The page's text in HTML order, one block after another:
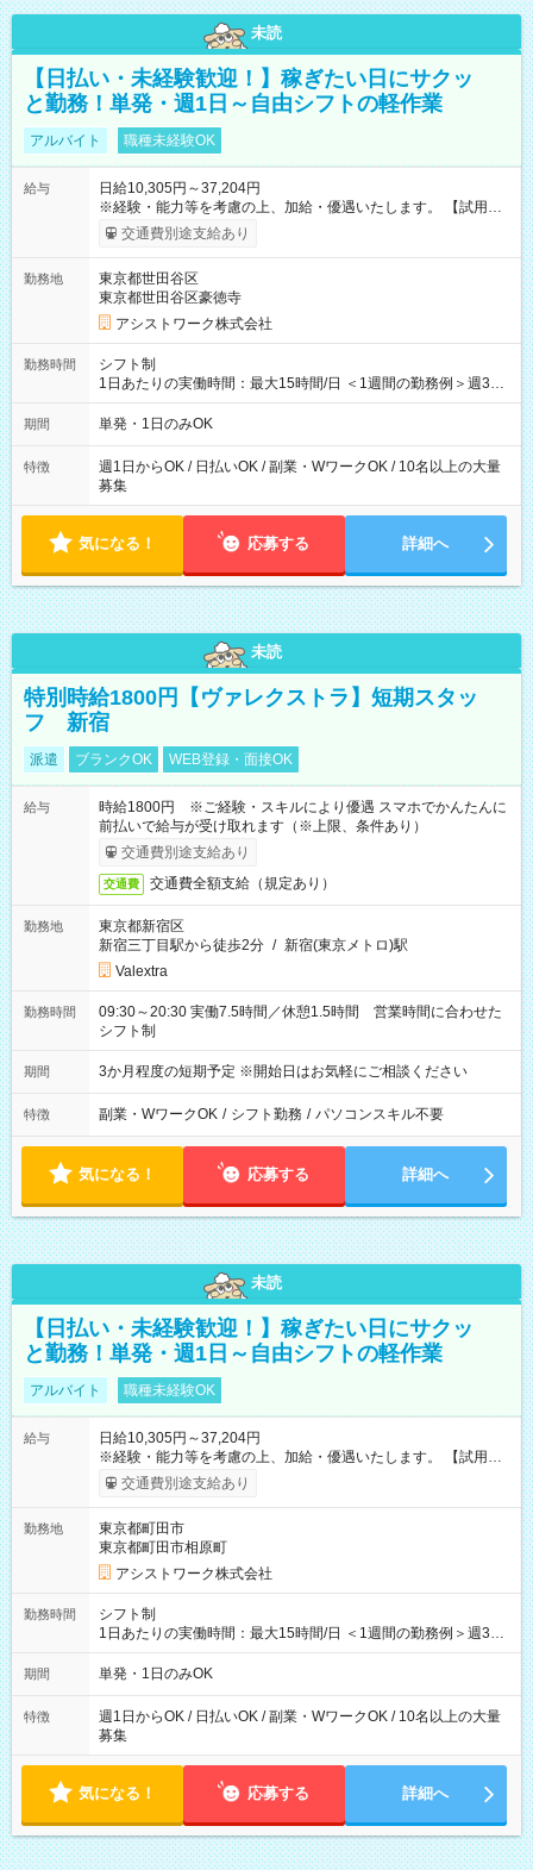
未読
【日払い・未経験歓迎！】稼ぎたい日にサクッ
と勤務！単発・週1日～自由シフトの軽作業
アルバイト 職種未経験OK
給与
日給10,305円～37,204円
※経験・能力等を考慮の上、加給・優遇いたします。 【試用期
間】試用期間なし
交通費別途支給あり
勤務地
東京都世田谷区
東京都世田谷区豪徳寺
アシストワーク株式会社
勤務時間
シフト制
1日あたりの実働時間：最大15時間/日 ＜1週間の勤務例＞週3回
勤務 勤務：月・水・金 休み：火・木・土・日 好きな時にお仕事
可能です！ ※1日あたりの最大実働時間は日勤、夜勤共に勤務し
期間 単発・1日のみOK
特徴
週1日からOK / 日払いOK / 副業・WワークOK / 10名以上の大量
募集
気になる！ 応募する 詳細へ
未読
特別時給1800円【ヴァレクストラ】短期スタッ
フ 新宿
派遣 ブランクOK WEB登録・面接OK
給与
時給1800円 ※ご経験・スキルにより優遇 スマホでかんたんに
前払いで給与が受け取れます（※上限、条件あり）
交通費別途支給あり
交通費 交通費全額支給（規定あり）
勤務地
東京都新宿区
新宿三丁目駅から徒歩2分 / 新宿(東京メトロ)駅
Valextra
勤務時間
09:30～20:30 実働7.5時間／休憩1.5時間 営業時間に合わせた
シフト制
期間 3か月程度の短期予定 ※開始日はお気軽にご相談ください
特徴 副業・WワークOK / シフト勤務 / パソコンスキル不要
気になる！ 応募する 詳細へ
未読
【日払い・未経験歓迎！】稼ぎたい日にサクッ
と勤務！単発・週1日～自由シフトの軽作業
アルバイト 職種未経験OK
給与
日給10,305円～37,204円
※経験・能力等を考慮の上、加給・優遇いたします。 【試用期
間】試用期間なし
交通費別途支給あり
勤務地
東京都町田市
東京都町田市相原町
アシストワーク株式会社
勤務時間
シフト制
1日あたりの実働時間：最大15時間/日 ＜1週間の勤務例＞週3回
勤務 勤務：月・水・金 休み：火・木・土・日 好きな時にお仕事
可能です！ ※1日あたりの最大実働時間は日勤、夜勤共に勤務し
期間 単発・1日のみOK
特徴
週1日からOK / 日払いOK / 副業・WワークOK / 10名以上の大量
募集
気になる！ 応募する 詳細へ